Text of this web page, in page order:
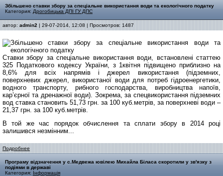
Збільшено ставки збору за спеціальне використання води та екологічного податку
Категория: Дрогобицька ДПІ ГУ ДПС
автор: admin2 | 29-07-2014, 12:08 | Просмотров: 1487
Ставки збору за спеціальне використання води, встановлені статтею
325 Податкового кодексу України, з 1квітня підвищено приблизно на
8,6% для всіх напрямів і джерел використання (підземних,
поверхневих джерел, використаної води для потреб гідроенергетики,
водного транспорту, рибного господарства, виробництва напоїв,
кар’єрної та дренажної води). Зокрема, за спецвикористання підземних
вод ставка становить 51,73 грн. за 100 куб.метрів, за поверхневі води –
21,37 грн. за 100 куб.метрів.
В той же час порядок обчислення та сплати збору в 2014 році
залишився незмінним...
Подробнее
Програму відзначення у с.Медвежа ювілею Михайла Біласа скоротили у зв'язку з
подіями в державі
Категория: Інформація